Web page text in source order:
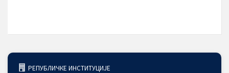
РЕПУБЛИЧКЕ ИНСТИТУЦИЈЕ